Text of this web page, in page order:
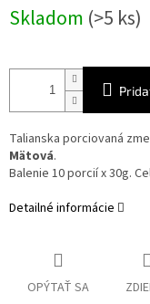
cena:
Skladom (>5 ks)
Talianska porciovaná
Mätová.
Balenie 10 porcií x 30g.
Detailné informácie
OPÝTAŤ SA